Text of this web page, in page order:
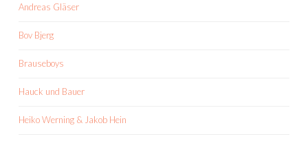
Andreas Gläser
Bov Bjerg
Brauseboys
Hauck und Bauer
Heiko Werning & Jakob Hein